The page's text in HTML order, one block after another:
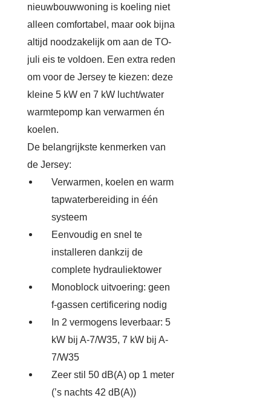
nieuwbouwwoning is koeling niet
alleen comfortabel, maar ook bijna
altijd noodzakelijk om aan de TO-
juli eis te voldoen. Een extra reden
om voor de Jersey te kiezen: deze
kleine 5 kW en 7 kW lucht/water
warmtepomp kan verwarmen én
koelen.
De belangrijkste kenmerken van
de Jersey:
Verwarmen, koelen en warm
tapwaterbereiding in één
systeem
Eenvoudig en snel te
installeren dankzij de
complete hydrauliektower
Monoblock uitvoering: geen
f-gassen certificering nodig
In 2 vermogens leverbaar: 5
kW bij A-7/W35, 7 kW bij A-
7/W35
Zeer stil 50 dB(A) op 1 meter
(’s nachts 42 dB(A))